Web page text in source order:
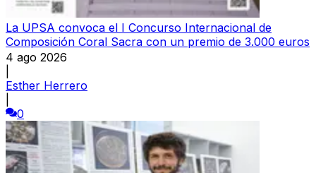
La UPSA convoca el I Concurso Internacional de
Composición Coral Sacra con un premio de 3.000 euros
4 ago 2026
Esther Herrero
0